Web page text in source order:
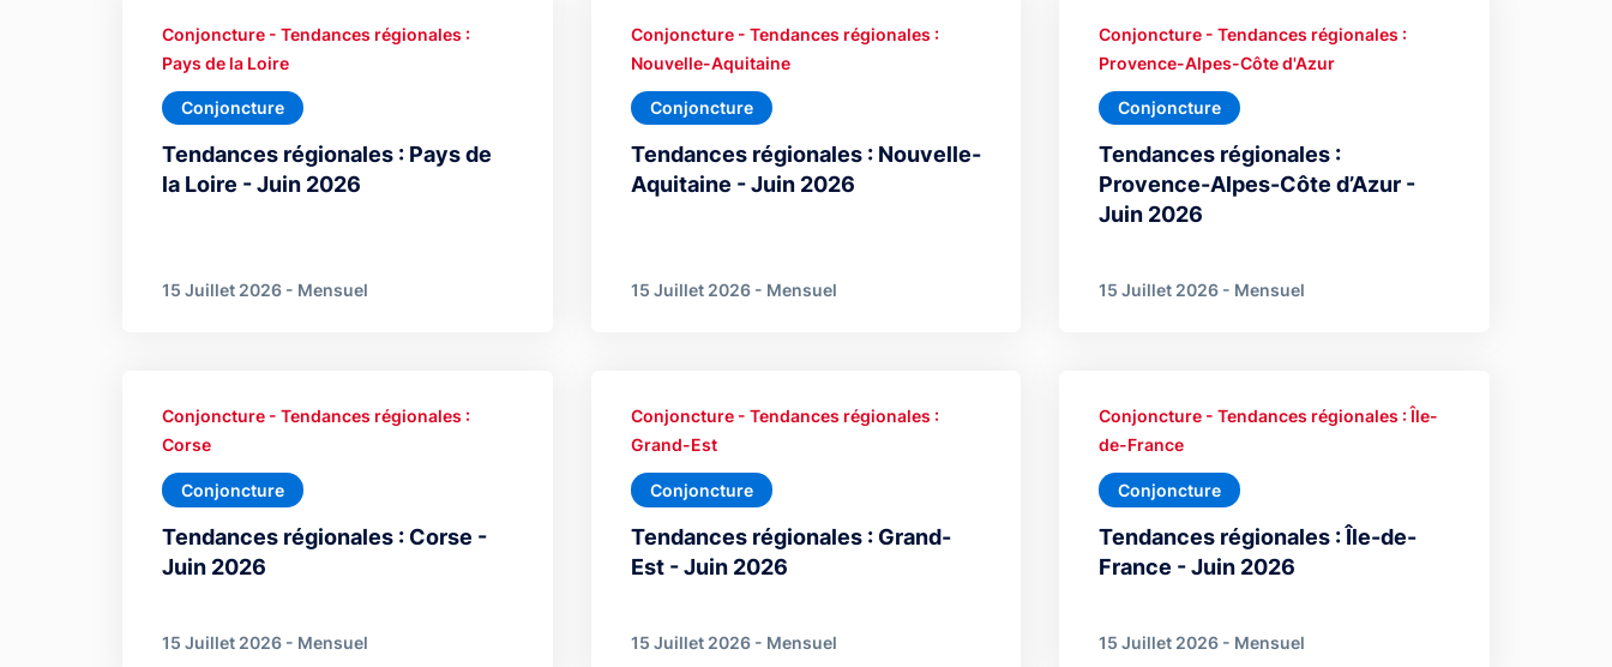
Tendances régionales : Pays de
la Loire - Juin 2026
Conjoncture - Tendances régionales :
Pays de la Loire
Conjoncture
15 Juillet 2026 - Mensuel
Tendances régionales : Nouvelle-
Aquitaine - Juin 2026
Conjoncture - Tendances régionales :
Nouvelle-Aquitaine
Conjoncture
15 Juillet 2026 - Mensuel
Tendances régionales :
Provence-Alpes-Côte d’Azur -
Juin 2026
Conjoncture - Tendances régionales :
Provence-Alpes-Côte d'Azur
Conjoncture
15 Juillet 2026 - Mensuel
Tendances régionales : Corse -
Juin 2026
Conjoncture - Tendances régionales :
Corse
Conjoncture
15 Juillet 2026 - Mensuel
Tendances régionales : Grand-
Est - Juin 2026
Conjoncture - Tendances régionales :
Grand-Est
Conjoncture
15 Juillet 2026 - Mensuel
Tendances régionales : Île-de-
France - Juin 2026
Conjoncture - Tendances régionales : Île-
de-France
Conjoncture
15 Juillet 2026 - Mensuel